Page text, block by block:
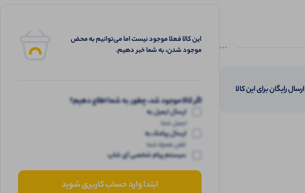
ارسال رایگان برای این کالا
این کالا فعلا موجود نیست اما می‌توانیم به محض
موجود شدن، به شما خبر دهیم.
اگر کالا موجود شد، چطور به شما اطلاع دهیم؟
ارسال ایمیل به
ایمیل شما
ارسال پیامک به
تلفن همراه شما
سیستم پیام شخصی آی شاپ
ابتدا وارد حساب کاربری شوید